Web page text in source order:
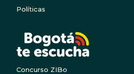
Políticas
Concurso ZIBo